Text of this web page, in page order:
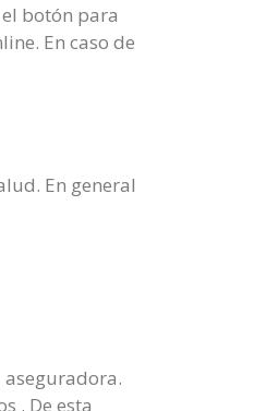
botón para
En caso de
En general
. De esta